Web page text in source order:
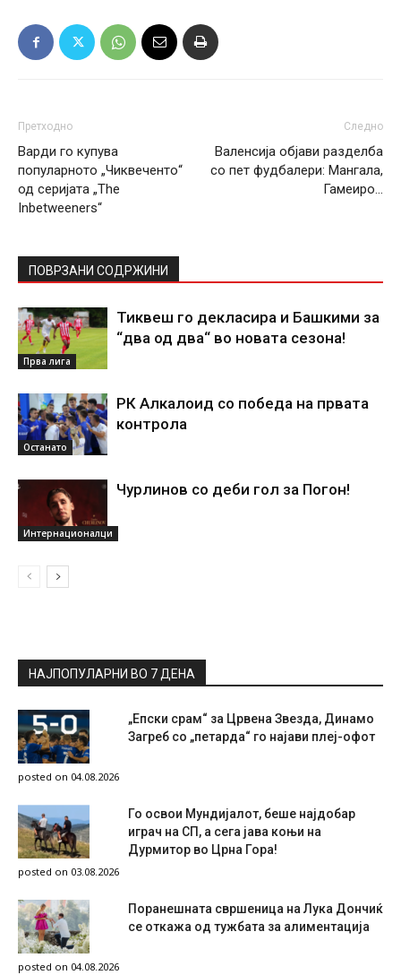
Претходно
Варди го купува
популарното „Чиквеченто“
од серијата „The
Inbetweeners“
Следно
Валенсија објави разделба
со пет фудбалери: Мангала,
Гамеиро…
ПОВРЗАНИ СОДРЖИНИ
Прва лига
Тиквеш го декласира и Башкими за
“два од два“ во новата сезона!
Останато
РК Алкалоид со победа на првата
контрола
Интернационалци
Чурлинов со деби гол за Погон!
НАЈПОПУЛАРНИ ВО 7 ДЕНА
„Епски срам“ за Црвена Звезда, Динамо
Загреб со „петарда“ го најави плеј-офот
posted on 04.08.2026
Го освои Мундијалот, беше најдобар
играч на СП, а сега јава коњи на
Дурмитор во Црна Гора!
posted on 03.08.2026
Поранешната свршеница на Лука Дончиќ
се откажа од тужбата за алиментација
posted on 04.08.2026